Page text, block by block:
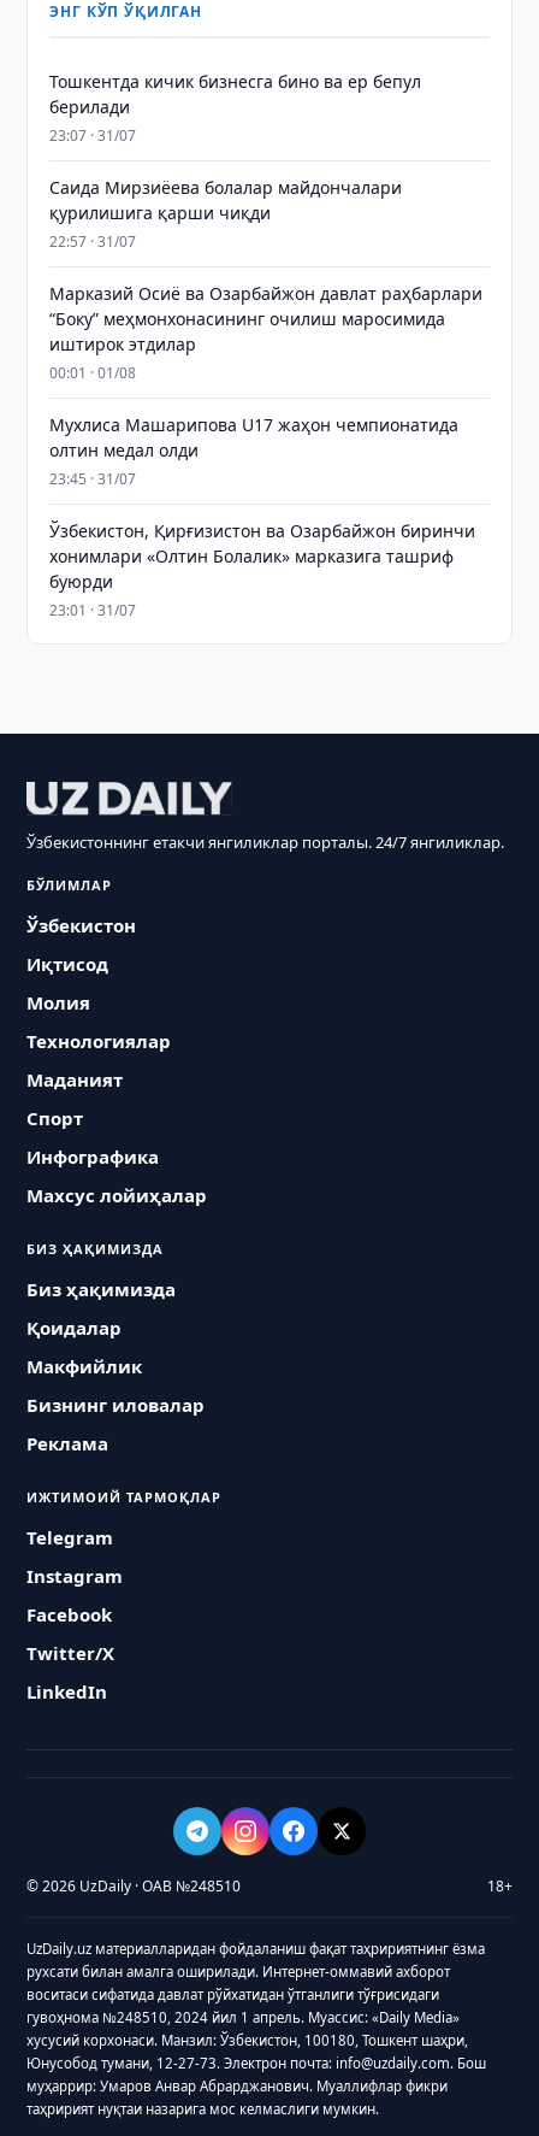
ЭНГ КЎП ЎҚИЛГАН
Тошкентда кичик бизнесга бино ва ер бепул
берилади
23:07 · 31/07
Саида Мирзиёева болалар майдончалари
қурилишига қарши чиқди
22:57 · 31/07
Марказий Осиё ва Озарбайжон давлат раҳбарлари
“Боку” меҳмонхонасининг очилиш маросимида
иштирок этдилар
00:01 · 01/08
Мухлиса Машарипова U17 жаҳон чемпионатида
олтин медал олди
23:45 · 31/07
Ўзбекистон, Қирғизистон ва Озарбайжон биринчи
хонимлари «Олтин Болалик» марказига ташриф
буюрди
23:01 · 31/07
Ўзбекистоннинг етакчи янгиликлар порталы. 24/7 янгиликлар.
БЎЛИМЛАР
Ўзбекистон
Иқтисод
Молия
Технологиялар
Маданият
Спорт
Инфографика
Махсус лойиҳалар
БИЗ ҲАҚИМИЗДА
Биз ҳақимизда
Қоидалар
Макфийлик
Бизнинг иловалар
Реклама
ИЖТИМОИЙ ТАРМОҚЛАР
Telegram
Instagram
Facebook
Twitter/X
LinkedIn
© 2026 UzDaily · ОАВ №248510 18+
UzDaily.uz материалларидан фойдаланиш фақат таҳририятнинг ёзма
рухсати билан амалга оширилади. Интернет-оммавий ахборот
воситаси сифатида давлат рўйхатидан ўтганлиги тўғрисидаги
гувоҳнома №248510, 2024 йил 1 апрель. Муассис: «Daily Media»
хусусий корхонаси. Манзил: Ўзбекистон, 100180, Тошкент шаҳри,
Юнусобод тумани, 12-27-73. Электрон почта: info@uzdaily.com. Бош
муҳаррир: Умаров Анвар Абрарджанович. Муаллифлар фикри
таҳририят нуқтаи назарига мос келмаслиги мумкин.